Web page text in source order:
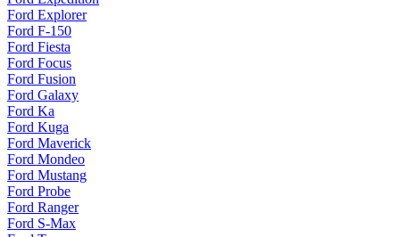
Ford Explorer
Ford F-150
Ford Fiesta
Ford Focus
Ford Fusion
Ford Galaxy
Ford Ka
Ford Kuga
Ford Maverick
Ford Mondeo
Ford Mustang
Ford Probe
Ford Ranger
Ford S-Max